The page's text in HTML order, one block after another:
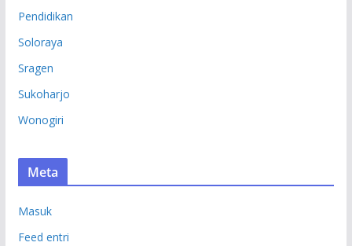
Pendidikan
Soloraya
Sragen
Sukoharjo
Wonogiri
Meta
Masuk
Feed entri